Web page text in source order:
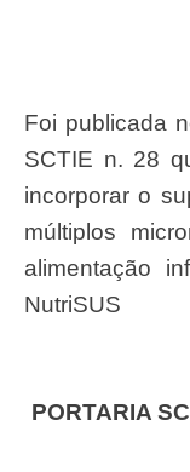
Foi publicada no DOU de hoje (14), a Portaria
SCTIE n. 28
incorporar o
múltiplos
alimentação
NutriSUS
PORTARIA SCTIE N. 28, DE 13 DE AGOSTO